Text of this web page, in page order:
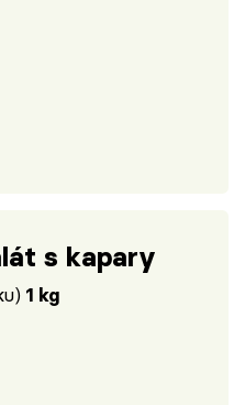
s kapary
1 kg